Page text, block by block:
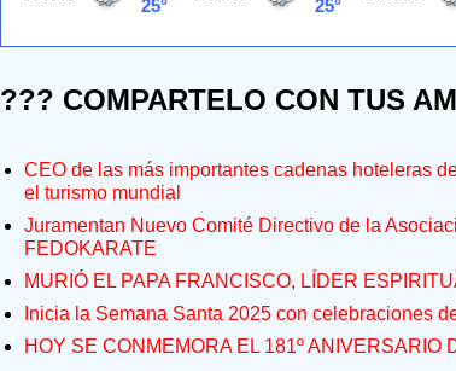
??? COMPARTELO CON TUS
CEO de las más importantes cadenas hoteleras
el turismo mundial
Juramentan Nuevo Comité Directivo de la
FEDOKARATE
MURIÓ EL PAPA FRANCISCO, LÍDER
Inicia la Semana Santa 2025 con celebraciones
HOY SE CONMEMORA EL 181º ANIVERSARIO